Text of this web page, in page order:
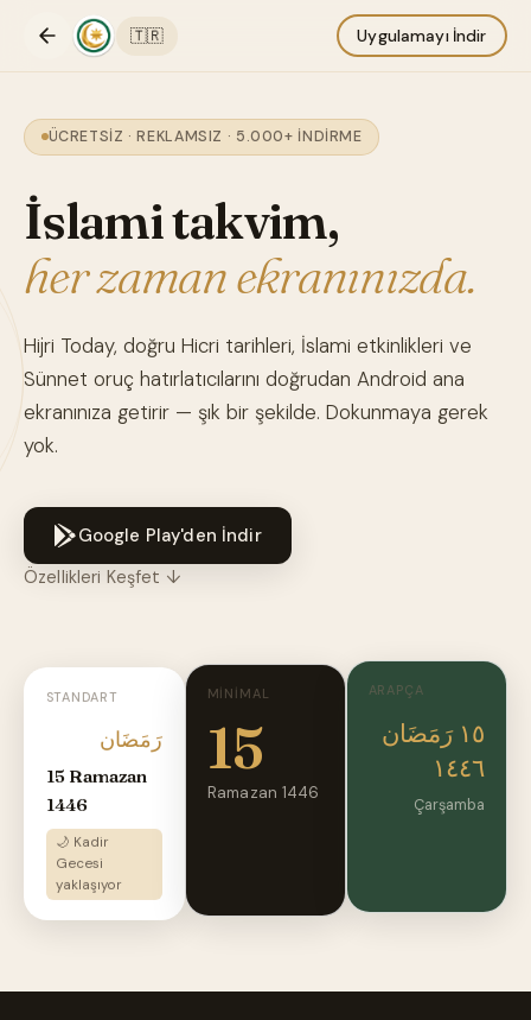
🇹🇷 Uygulamayı İndir
ÜCRETSIZ · REKLAMSIZ · 5.000+ İNDIRME
İslami takvim,
her zaman ekranınızda.
Hijri Today, doğru Hicri tarihleri, İslami etkinlikleri ve
Sünnet oruç hatırlatıcılarını doğrudan Android ana
ekranınıza getirir — şık bir şekilde. Dokunmaya gerek
yok.
Google Play'den İndir
Özellikleri Keşfet ↓
STANDART
رَمَضَان
15 Ramazan
1446
🌙 Kadir
Gecesi
yaklaşıyor
MINIMAL
15
Ramazan 1446
ARAPÇA
١٥ رَمَضَان
١٤٤٦
Çarşamba